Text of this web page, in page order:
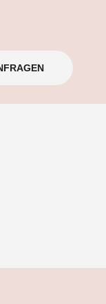
Das
und eine
WC sorgt für
inklusive
prima im
dem
TV,
zur Verfügung,